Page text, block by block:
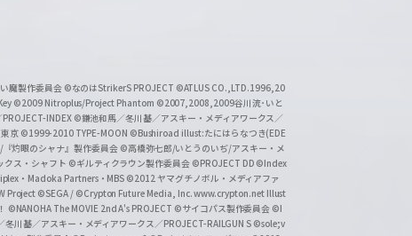
魔製作委員会 ©なのはStrikerS PROJECT ©ATLUS CO.,LTD.1996,20
©2009 Nitroplus/Project Phantom ©2007,2008,2009谷川流･いと
INDEX ©鎌池和馬／冬川基／アスキー・メディアワークス／
京 ©1999-2010 TYPE-MOON ©Bushiroad illust:たにはらなつき(EDE
灼眼のシャナ』製作委員会 ©高橋弥七郎/いとうのいぢ/アスキー・メ
クス・シャフト ©ギルティクラウン製作委員会 ©PROJECT DD ©Index
・Madoka Partners・MBS ©2012 ヤマグチノボル・メディアファ
Project ©SEGA / ©Crypton Future Media, Inc. www.crypton.net Illust
©NANOHA The MOVIE 2nd A's PROJECT ©サイコパス製作委員会 ©I
川基／アスキー・メディアワークス／PROJECT-RAILGUN S ©sole;v